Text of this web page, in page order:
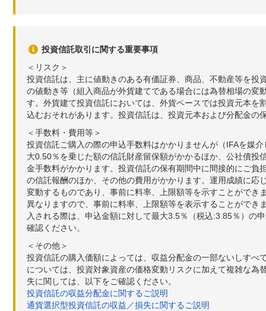
投資信託取引に関する重要事項
＜リスク＞
投資信託は、主に値動きのある有価証券、商品、不動産等を
の値動き等（組入商品が外貨建てである場合には為替相場の
す。外貨建て投資信託においては、外貨ベースでは投資元本
込むおそれがあります。投資信託は、投資元本および分配金の
＜手数料・費用等＞
投資信託ご購入の際の申込手数料はかかりませんが（IFAを媒
大0.50％を乗じた額の信託財産留保額がかかるほか、公社債
金手数料がかかります。投資信託の保有期間中に間接的にご
の信託報酬のほか、その他の費用がかかります。運用成績に
変動するものであり、事前に料率、上限額等を示すことがで
異なりますので、事前に料率、上限額等を表示することがで
入される際は、申込金額に対して最大3.5％（税込:3.85％）の
確認ください。
＜その他＞
投資信託の購入価額によっては、収益分配金の一部ないしす
については、投資対象資産の価格変動リスクに加えて複雑な
失に関しては、以下をご確認ください。
投資信託の収益分配金に関するご説明
通貨選択型投資信託の収益／損失に関するご説明